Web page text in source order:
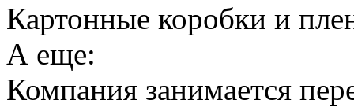
Картонные коробки и
А еще:
Компания занимается